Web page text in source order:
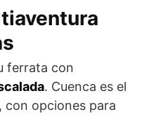
ferrata con
. Cuenca es el
con opciones para